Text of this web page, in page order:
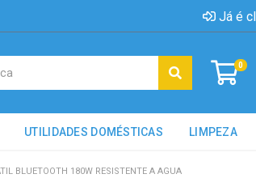
Já é
0
UTILIDADES DOMÉSTICAS LIMPEZA
BLUETOOTH 180W RESISTENTE A AGUA